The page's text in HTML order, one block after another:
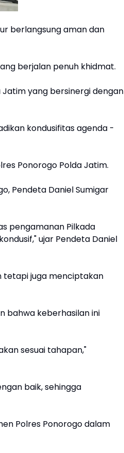
berlangsung aman dan
berjalan penuh khidmat.
Jatim yang bersinergi dengan
kondusifitas agenda -
Ponorogo Polda Jatim.
Pendeta Daniel Sumigar
pengamanan Pilkada
ujar Pendeta Daniel
tetapi juga menciptakan
bahwa keberhasilan ini
sesuai tahapan,"
baik, sehingga
Polres Ponorogo dalam